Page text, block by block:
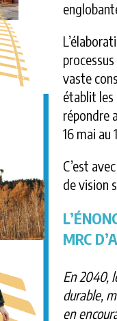
vaste
établit les
répondre
16 mai au
C’est
de vision
MRC
En 2040,
durable,
en